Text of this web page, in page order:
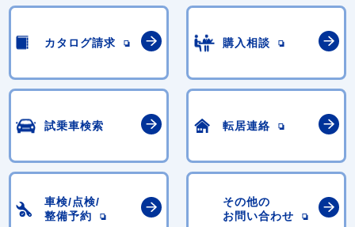
カタログ請求 購入相談
試乗車検索 転居連絡
車検/点検/
整備予約
その他の
お問い合わせ